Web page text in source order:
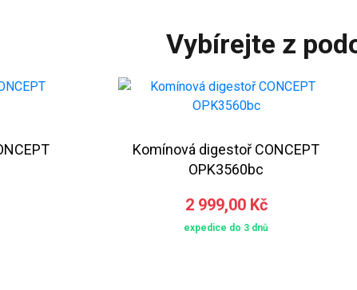
Vybírejte z
Komínová digestoř CONCEPT
OPK3560bc
2 999,00 Kč
expedice do 3 dnů